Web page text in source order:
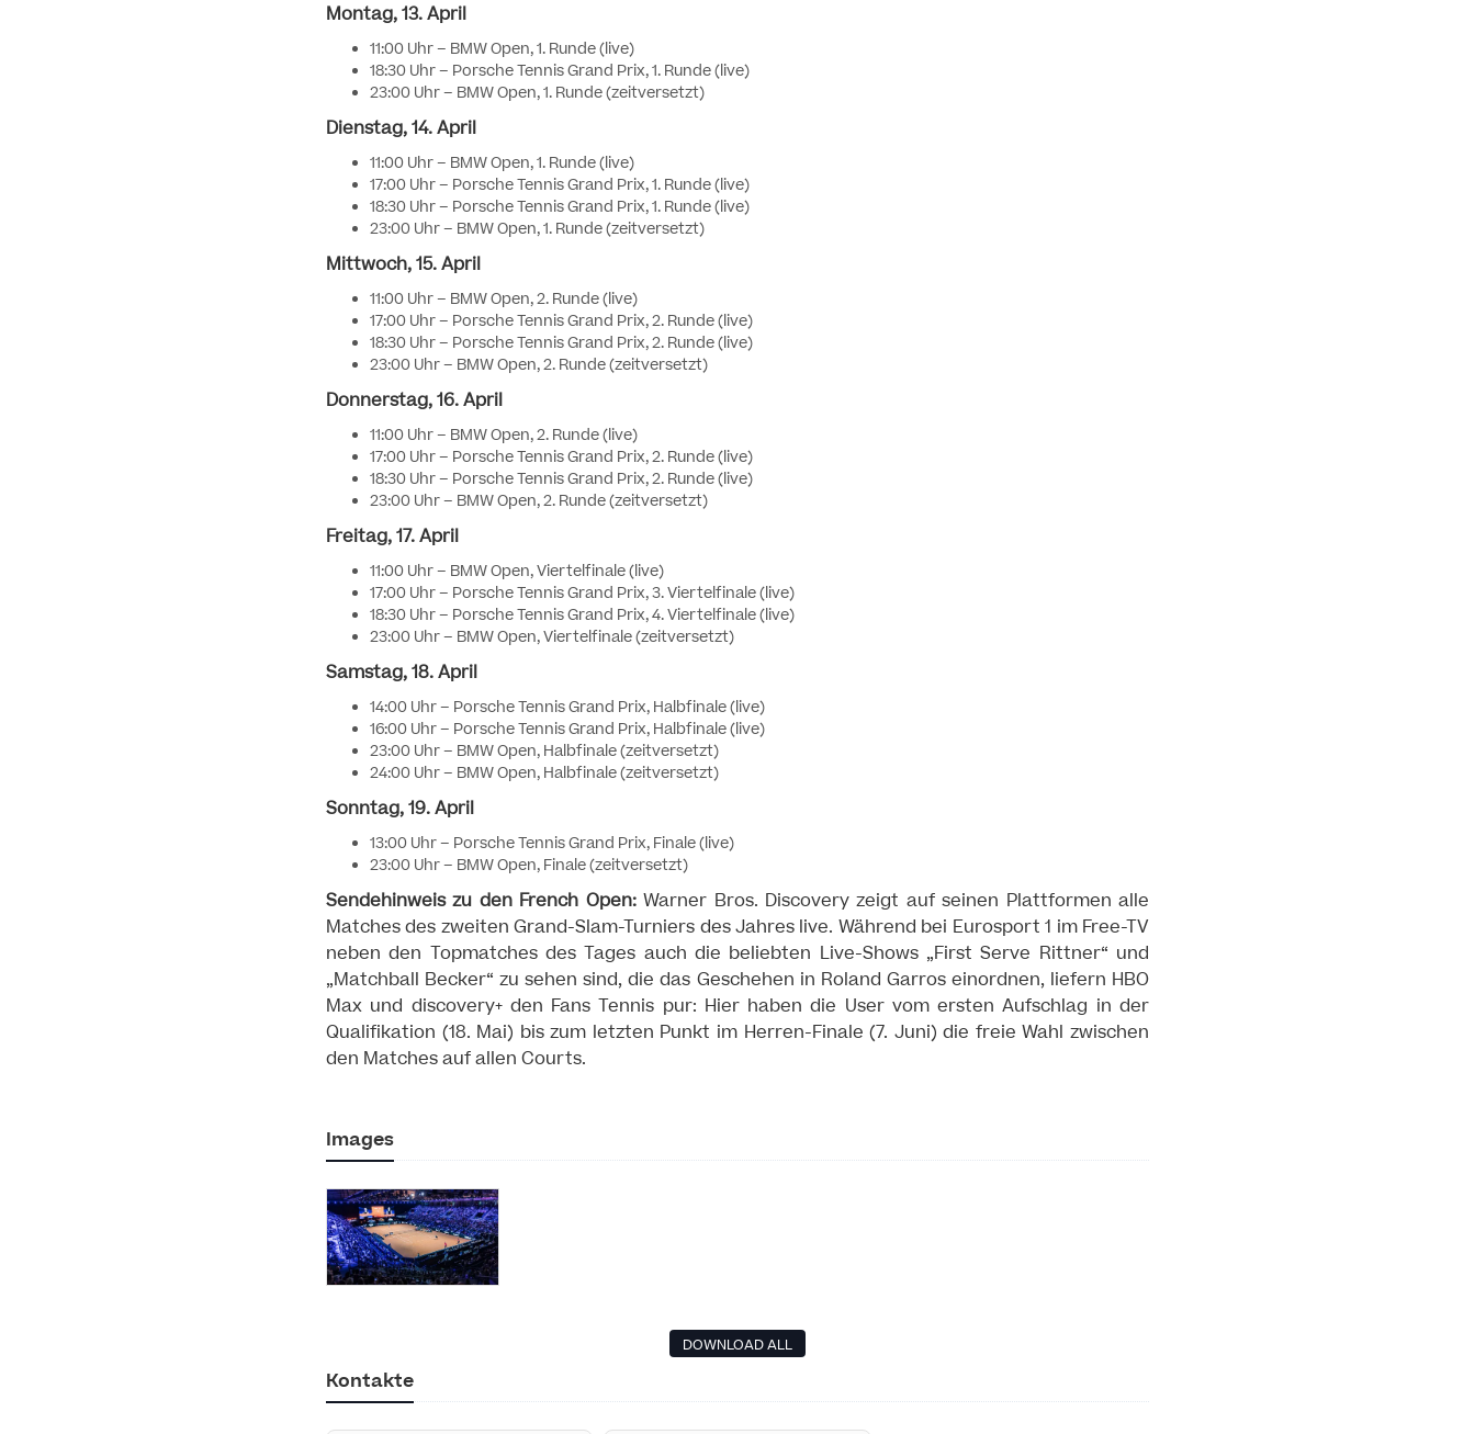
Montag, 13. April
11:00 Uhr – BMW Open, 1. Runde (live)
18:30 Uhr – Porsche Tennis Grand Prix, 1. Runde (live)
23:00 Uhr – BMW Open, 1. Runde (zeitversetzt)
Dienstag, 14. April
11:00 Uhr – BMW Open, 1. Runde (live)
17:00 Uhr – Porsche Tennis Grand Prix, 1. Runde (live)
18:30 Uhr – Porsche Tennis Grand Prix, 1. Runde (live)
23:00 Uhr – BMW Open, 1. Runde (zeitversetzt)
Mittwoch, 15. April
11:00 Uhr – BMW Open, 2. Runde (live)
17:00 Uhr – Porsche Tennis Grand Prix, 2. Runde (live)
18:30 Uhr – Porsche Tennis Grand Prix, 2. Runde (live)
23:00 Uhr – BMW Open, 2. Runde (zeitversetzt)
Donnerstag, 16. April
11:00 Uhr – BMW Open, 2. Runde (live)
17:00 Uhr – Porsche Tennis Grand Prix, 2. Runde (live)
18:30 Uhr – Porsche Tennis Grand Prix, 2. Runde (live)
23:00 Uhr – BMW Open, 2. Runde (zeitversetzt)
Freitag, 17. April
11:00 Uhr – BMW Open, Viertelfinale (live)
17:00 Uhr – Porsche Tennis Grand Prix, 3. Viertelfinale (live)
18:30 Uhr – Porsche Tennis Grand Prix, 4. Viertelfinale (live)
23:00 Uhr – BMW Open, Viertelfinale (zeitversetzt)
Samstag, 18. April
14:00 Uhr – Porsche Tennis Grand Prix, Halbfinale (live)
16:00 Uhr – Porsche Tennis Grand Prix, Halbfinale (live)
23:00 Uhr – BMW Open, Halbfinale (zeitversetzt)
24:00 Uhr – BMW Open, Halbfinale (zeitversetzt)
Sonntag, 19. April
13:00 Uhr – Porsche Tennis Grand Prix, Finale (live)
23:00 Uhr – BMW Open, Finale (zeitversetzt)
Sendehinweis zu den French Open:Warner Bros. Discovery zeigt auf seinen Plattformen alle
Matches des zweiten Grand-Slam-Turniers des Jahres live. Während bei Eurosport 1 im Free-TV
neben den Topmatches des Tages auch die beliebten Live-Shows „First Serve Rittner“ und
„Matchball Becker“ zu sehen sind, die das Geschehen in Roland Garros einordnen, liefern HBO
Max und discovery+ den Fans Tennis pur: Hier haben die User vom ersten Aufschlag in der
Qualifikation (18. Mai) bis zum letzten Punkt im Herren-Finale (7. Juni) die freie Wahl zwischen
den Matches auf allen Courts.
Images
DOWNLOAD ALL
Kontakte